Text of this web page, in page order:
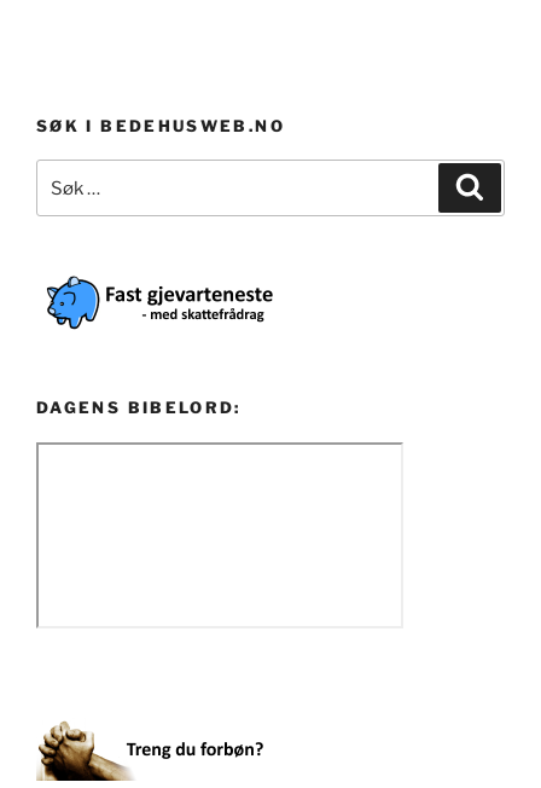
SØK I BEDEHUSWEB.NO
etter:
DAGENS BIBELORD: